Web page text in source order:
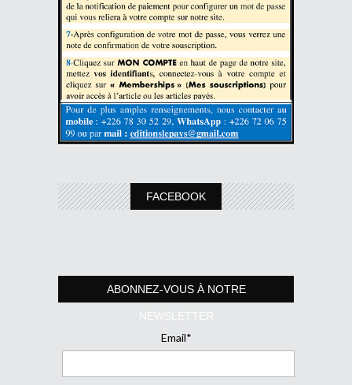
FACEBOOK
ABONNEZ-VOUS À NOTRE
NEWSLETTER
Email*